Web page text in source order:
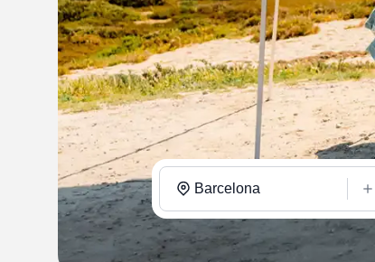
Barcelona